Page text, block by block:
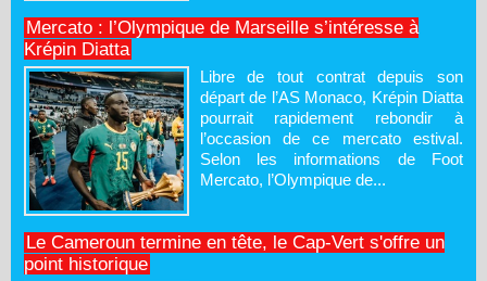
Mercato : l’Olympique de Marseille s’intéresse à
Krépin Diatta
Libre de tout contrat depuis son
départ de l’AS Monaco, Krépin Diatta
pourrait rapidement rebondir à
l’occasion de ce mercato estival.
Selon les informations de Foot
Mercato, l’Olympique de...
Le Cameroun termine en tête, le Cap-Vert s'offre un
point historique